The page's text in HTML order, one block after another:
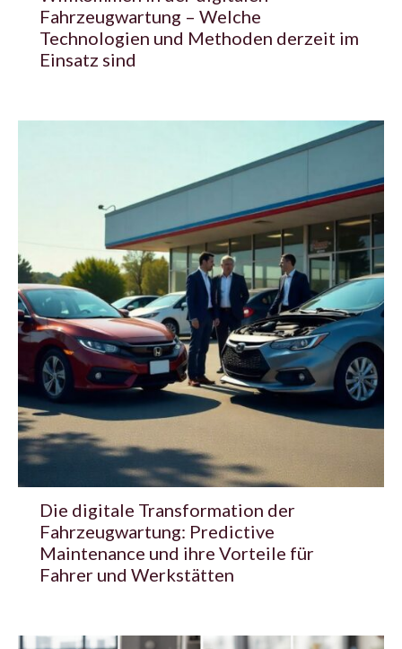
Fahrzeugwartung – Welche
Technologien und Methoden derzeit im
Einsatz sind
Die digitale Transformation der
Fahrzeugwartung: Predictive
Maintenance und ihre Vorteile für
Fahrer und Werkstätten